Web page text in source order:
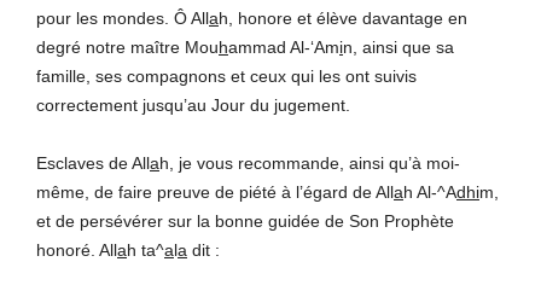
pour les mondes. Ô Allah, honore et élève davantage en
degré notre maître Mouhammad Al-‘Amin, ainsi que sa
famille, ses compagnons et ceux qui les ont suivis
correctement jusqu’au Jour du jugement.
Esclaves de Allah, je vous recommande, ainsi qu’à moi-
même, de faire preuve de piété à l’égard de Allah Al-^Adhim,
et de persévérer sur la bonne guidée de Son Prophète
honoré. Allah ta^ala dit :